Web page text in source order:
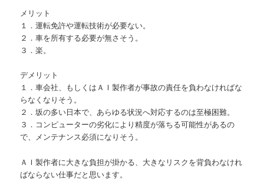
メリット
１．運転免許や運転技術が必要ない。
２．車を所有する必要が無さそう。
３．楽。
デメリット
１．車会社、もしくはＡＩ製作者が事故の責任を負わなければな
らなくなりそう。
２．坂の多い日本で、あらゆる状況へ対応するのは至極困難。
３．コンピューターの劣化により精度が落ちる可能性があるの
で、メンテナンス必須になりそう。
ＡＩ製作者に大きな負担が掛かる、大きなリスクを背負わなけれ
ばならない仕事だと思います。